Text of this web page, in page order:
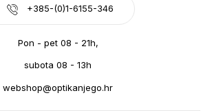
+385-(0)1-6155-346
Pon - pet 08 - 21h,
subota 08 - 13h
webshop@optikanjego.hr